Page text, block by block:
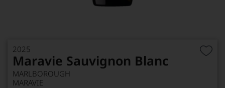
2025
Maravie Sauvignon Blanc
MARLBOROUGH
MARAVIE